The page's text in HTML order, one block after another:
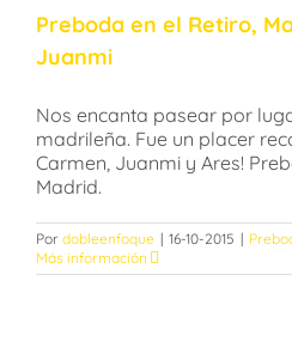
Preboda en el Retiro,
Juanmi
Nos encanta pasear por
madrileña. Fue un placer
Carmen, Juanmi y Ares!
Madrid.
Por dobleenfoque | 16-10-2015 |
Más información